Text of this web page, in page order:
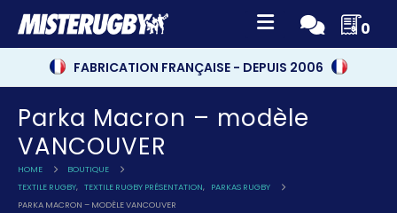
0
FABRICATION FRANÇAISE - DEPUIS 2006
Parka Macron – modèle
VANCOUVER
HOME
BOUTIQUE
TEXTILE RUGBY, TEXTILE RUGBY PRÉSENTATION,
PARKAS RUGBY
PARKA MACRON – MODÈLE VANCOUVER